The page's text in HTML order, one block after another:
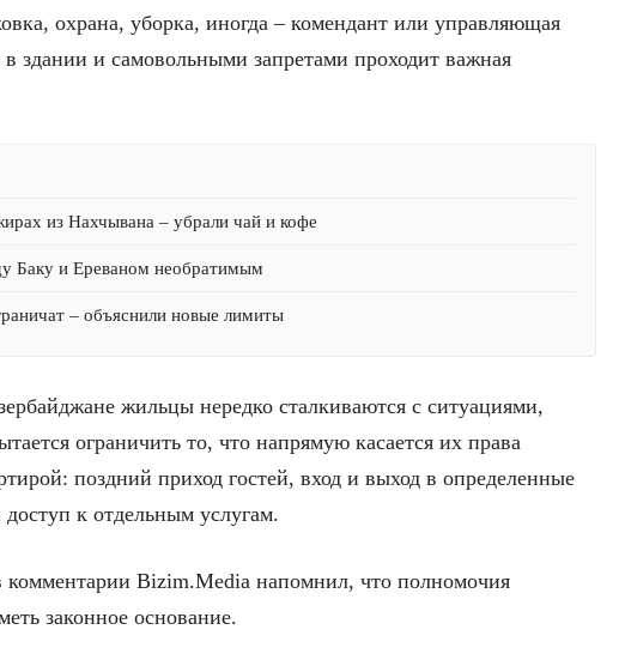
охрана, уборка, иногда – комендант или управляющая
здании и самовольными запретами проходит важная
из Нахчывана – убрали чай и кофе
Баку и Ереваном необратимым
– объяснили новые лимиты
жильцы нередко сталкиваются с ситуациями,
ограничить то, что напрямую касается их права
поздний приход гостей, вход и выход в определенные
к отдельным услугам.
комментарии Bizim.Media напомнил, что полномочия
законное основание.